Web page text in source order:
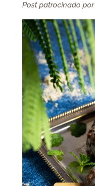
Post patrocinado por